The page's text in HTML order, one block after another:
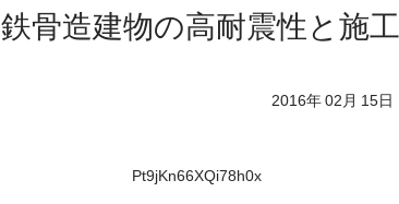
鉄骨造建物の高耐震性と施
2016年 02月 15日
Pt9jKn66XQi78h0x